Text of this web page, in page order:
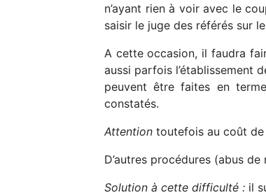
n’ayant rien à voir avec le
saisir le juge des référés sur
A cette occasion, il faudra
aussi parfois l’établissement
peuvent être faites en
constatés.
Attention toutefois au coût de
D’autres procédures (abus
Solution à cette difficulté : il